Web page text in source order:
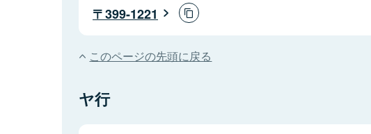
399-1221
このページの先頭に戻る
ヤ行